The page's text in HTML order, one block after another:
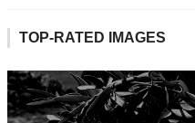
TOP-RATED IMAGES